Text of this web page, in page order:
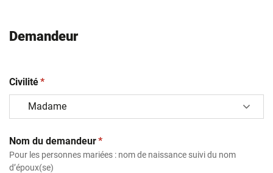
Demandeur
Civilité(obligatoire)
*
Nom du demandeur(obligatoire)
*
Pour les personnes mariées : nom de naissance suivi du nom
d’époux(se)